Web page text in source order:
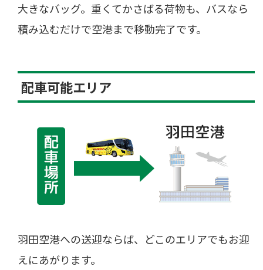
大きなバッグ。重くてかさばる荷物も、バスなら
積み込むだけで空港まで移動完了です。
配車可能エリア
羽田空港への送迎ならば、どこのエリアでもお迎
えにあがります。